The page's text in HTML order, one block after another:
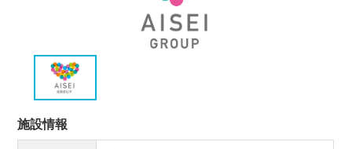
施設情報